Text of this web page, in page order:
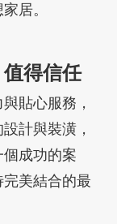
居。
得信任
貼心服務，
計與裝潢，
成功的案
美結合的最